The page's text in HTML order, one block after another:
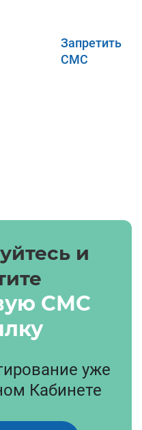
Запретить
СМС
и
СМС
уже
Кабинете